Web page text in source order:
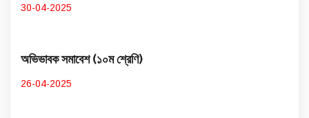
30-04-2025
অভিভাবক সমাবেশ (১০ম শ্রেণি)
26-04-2025